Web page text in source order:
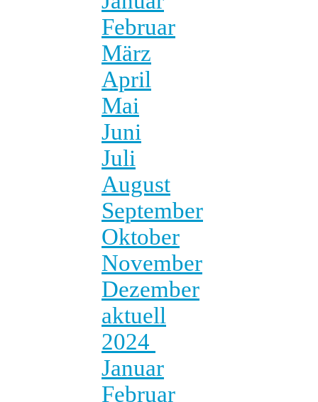
Februar
März
April
Mai
Juni
Juli
August
September
Oktober
November
Dezember
aktuell
2024
Januar
Februar